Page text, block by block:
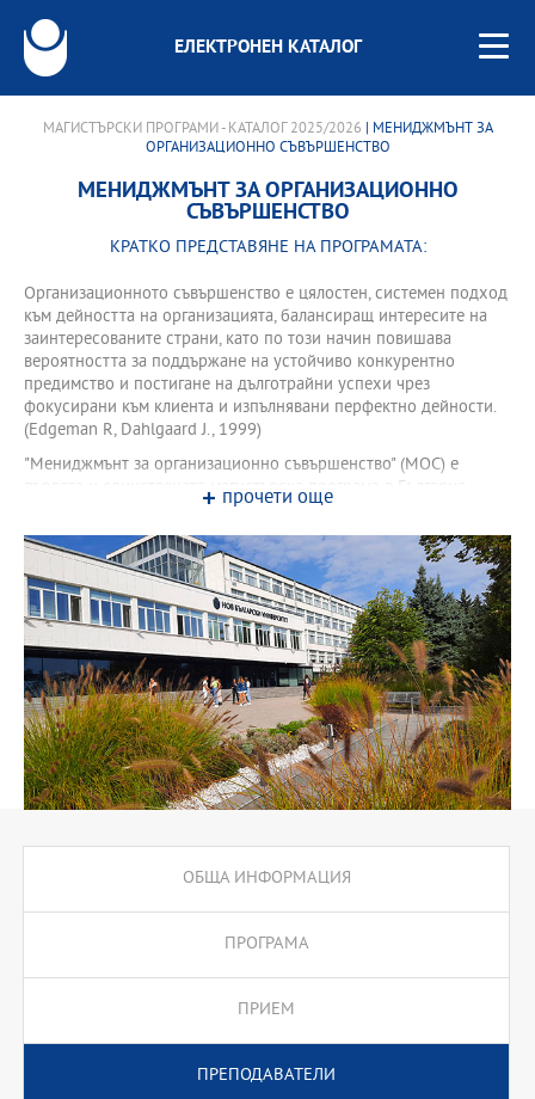
ЕЛЕКТРОНЕН КАТАЛОГ
МАГИСТЪРСКИ ПРОГРАМИ - КАТАЛОГ 2025/2026 | МЕНИДЖМЪНТ ЗА
ОРГАНИЗАЦИОННО СЪВЪРШЕНСТВО
МЕНИДЖМЪНТ ЗА ОРГАНИЗАЦИОННО
СЪВЪРШЕНСТВО
КРАТКО ПРЕДСТАВЯНЕ НА ПРОГРАМАТА:
Организационното съвършенство е цялостен, системен подход
към дейността на организацията, балансиращ интересите на
заинтересованите страни, като по този начин повишава
вероятността за поддържане на устойчиво конкурентно
предимство и постигане на дълготрайни успехи чрез
фокусирани към клиента и изпълнявани перфектно дейности.
(Edgeman R, Dahlgaard J., 1999)
"Мениджмънт за организационно съвършенство" (МОС) е
първата и единствената магистърска програма в България,
фокусирана върху съвкупността от съвременни подходи,
техники и култура на мениджмънта, обединени от
фундаменталните концепции на "Организационното
съвършенство" (ОС). ОС е управленската парадигма, възприета
от най-успешните организации в началото на 21 век.
Мисията на програмата е свързана с подготовката на
мениджъри - лидери, способни да управляват и да използват
ресурсите на организацията ефективно в условията на
динамичния и непредсказуем 21-ви век.
МП МОС e проектирана в съответствие с международните
стандарти за компетентност в областта на мениджмънта и
лидерството, и с изискванията, заложени в европейския модел
за съвършенство. Тя отчита най-новите постижения на
формиране на знания, разбиране, способности и нагласи за
разработване, внедряване и усъвършенстване на системи,
За да постигне своята мисия, МП МОС се отличава с:
прочети още
ОБЩА ИНФОРМАЦИЯ
ПРОГРАМА
ПРИЕМ
ПРЕПОДАВАТЕЛИ